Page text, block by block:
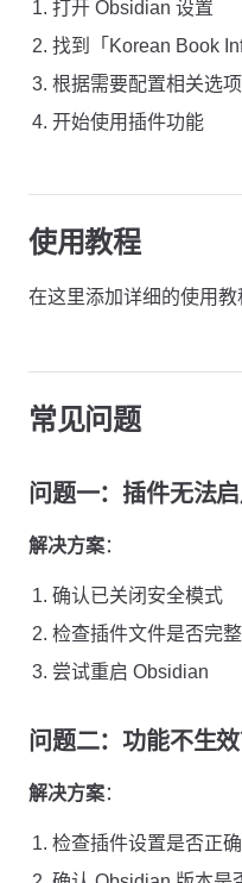
打开 Obsidian 设置
找到「Korean Book
根据需要配置相关选项
开始使用插件功能
使用教程
在这里添加详细的使用教
常见问题
问题一：插件无法启
解决方案：
确认已关闭安全模式
检查插件文件是否完整
尝试重启 Obsidian
问题二：功能不生效
解决方案：
检查插件设置是否正确